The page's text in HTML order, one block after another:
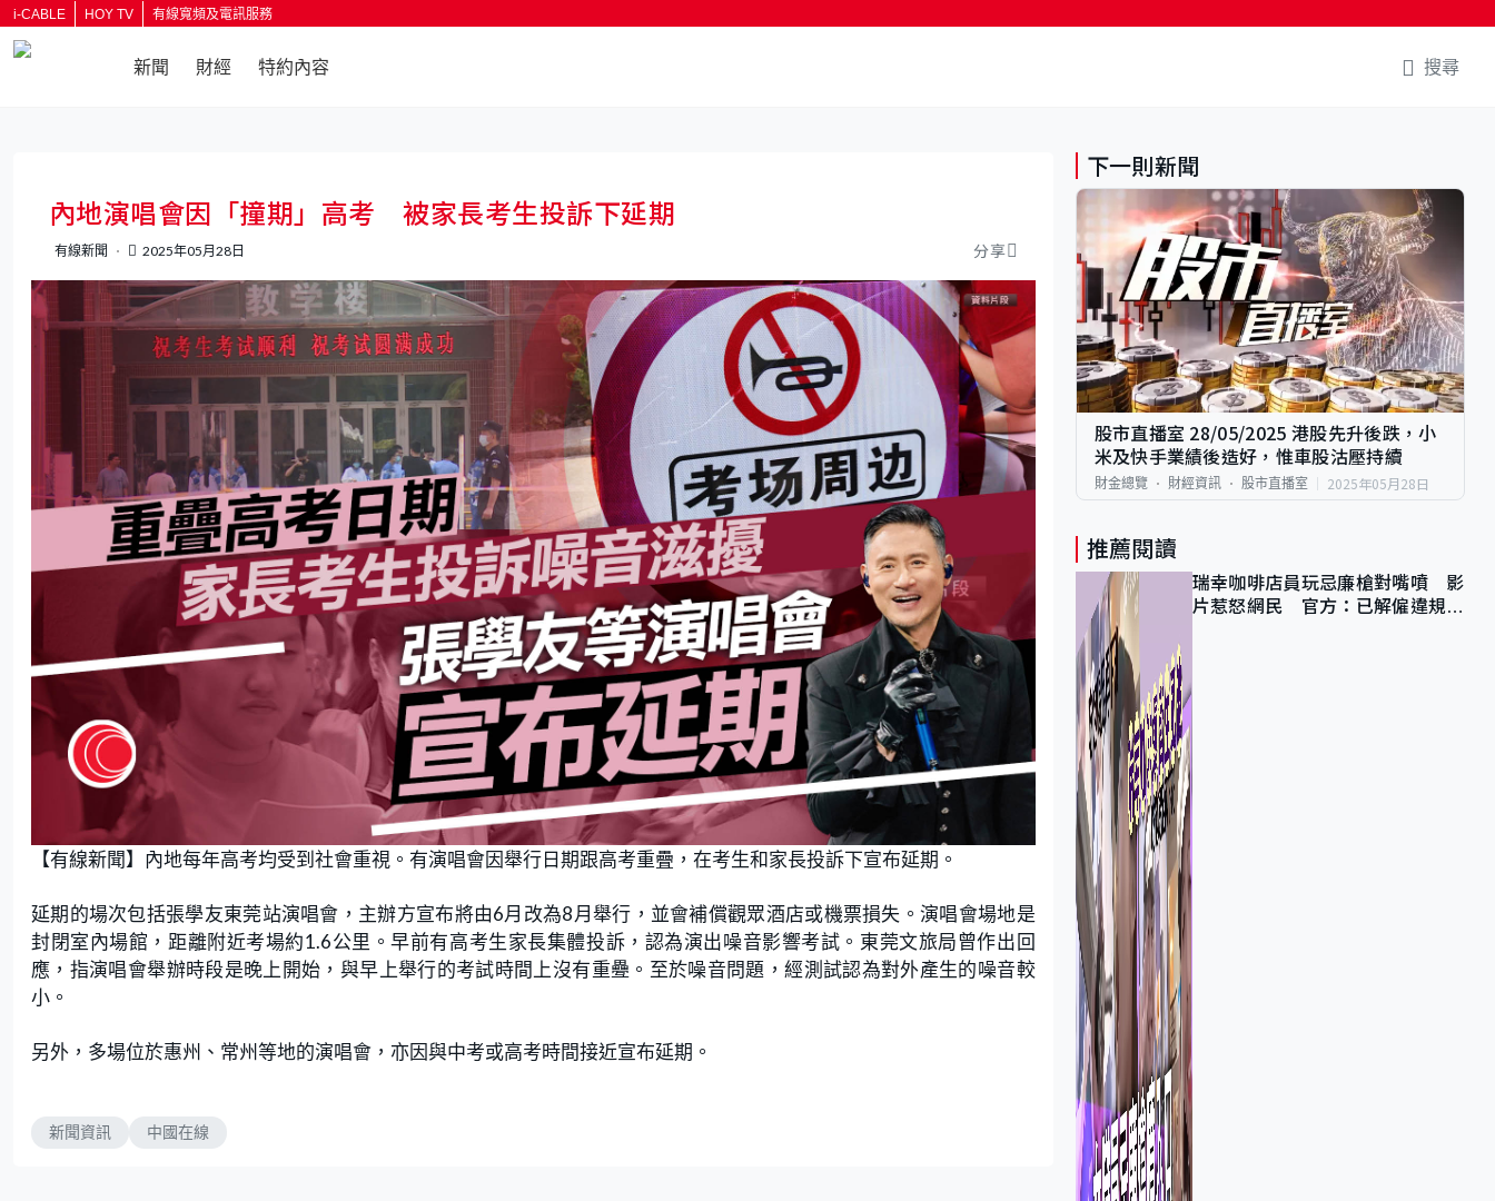
i-CABLE HOY TV 有線寬頻及電訊服務
新聞 財經 特約內容 搜尋
內地演唱會因「撞期」高考 被家長考生投訴下延期
有線新聞 2025年05月28日 分享
【有線新聞】內地每年高考均受到社會重視。有演唱會因舉行日期跟高考重疊，在考生和家長投訴下宣布延期。
延期的場次包括張學友東莞站演唱會，主辦方宣布將由6月改為8月舉行，並會補償觀眾酒店或機票損失。演唱會場地是
封閉室內場館，距離附近考場約1.6公里。早前有高考生家長集體投訴，認為演出噪音影響考試。東莞文旅局曾作出回
應，指演唱會舉辦時段是晚上開始，與早上舉行的考試時間上沒有重疉。至於噪音問題，經測試認為對外產生的噪音較
小。
另外，多場位於惠州、常州等地的演唱會，亦因與中考或高考時間接近宣布延期。
新聞資訊 中國在線
下一則新聞
股市直播室 28/05/2025 港股先升後跌，小
米及快手業績後造好，惟車股沽壓持續
財金總覽 財經資訊 股市直播室 2025年05月28日
推薦閱讀
瑞幸咖啡店員玩忌廉槍對嘴噴 影
片惹怒網民 官方：已解僱違規員